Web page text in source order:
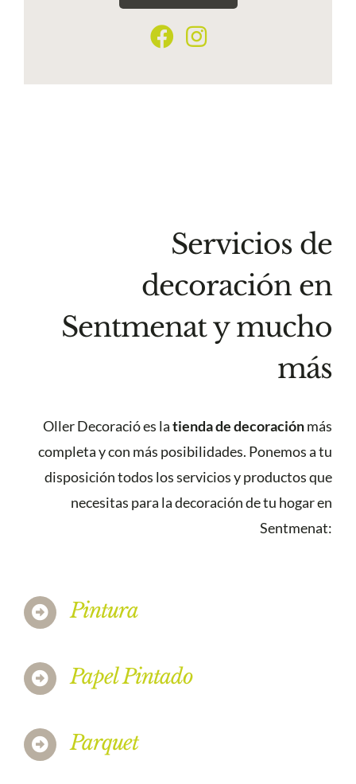
Servicios de
decoración en
Sentmenat y mucho
más
Oller Decoració es latienda de decoraciónmás
completa y con más posibilidades. Ponemos a tu
disposición todos los servicios y productos que
necesitas para la decoración de tu hogar en
Sentmenat:
Pintura
Papel Pintado
Parquet